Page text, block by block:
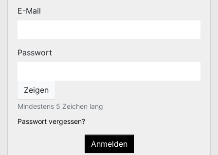
E-Mail
Passwort
Zeigen
Mindestens 5 Zeichen lang
Passwort vergessen?
Anmelden